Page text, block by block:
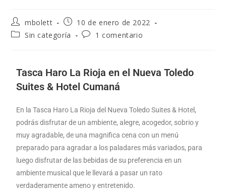
mbolett
10 de enero de 2022
Sin categoría
1 comentario
Tasca Haro La Rioja en el Nueva Toledo
Suites & Hotel Cumaná
En la Tasca Haro La Rioja del Nueva Toledo Suites & Hotel,
podrás disfrutar de un ambiente, alegre, acogedor, sobrio y
muy agradable, de una magnifica cena con un menú
preparado para agradar a los paladares más variados, para
luego disfrutar de las bebidas de su preferencia en un
ambiente musical que le llevará a pasar un rato
verdaderamente ameno y entretenido.